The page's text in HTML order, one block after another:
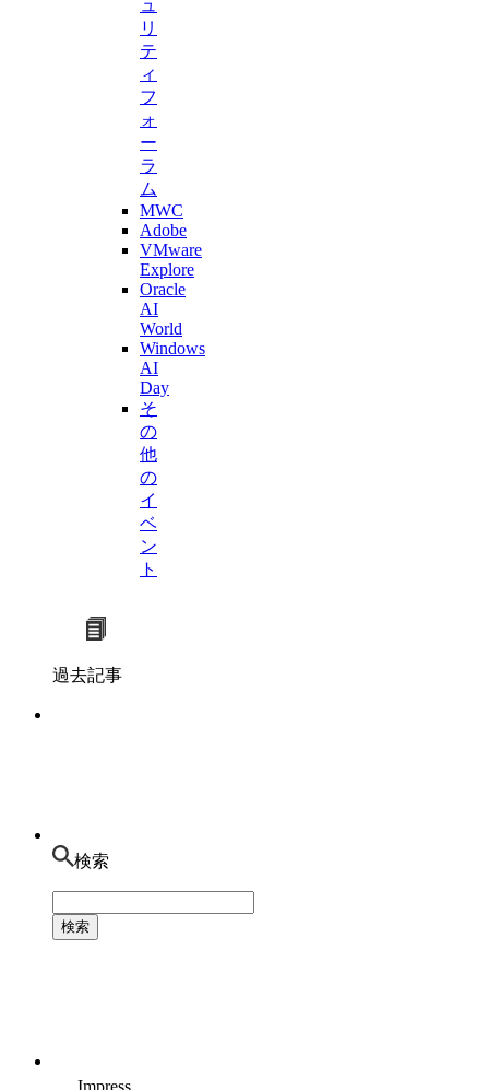
ュ
リ
テ
ィ
フ
ォ
ー
ラ
ム
MWC
Adobe
VMware
Explore
Oracle
AI
World
Windows
AI
Day
そ
の
他
の
イ
ベ
ン
ト
過去記事
検索
Impress